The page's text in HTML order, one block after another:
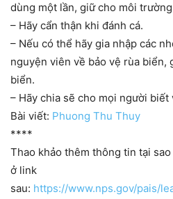
dùng một lần, giữ cho môi
– Hãy cẩn thận khi đánh cá.
– Nếu có thể hãy gia nhập các
nguyện viên về bảo vệ rùa biển,
biển.
– Hãy chia sẽ cho mọi người biết
Bài viết: Phuong Thu Thuy
****
Thao khảo thêm thông tin tại
ở link
sau: https://www.nps.gov/pais/